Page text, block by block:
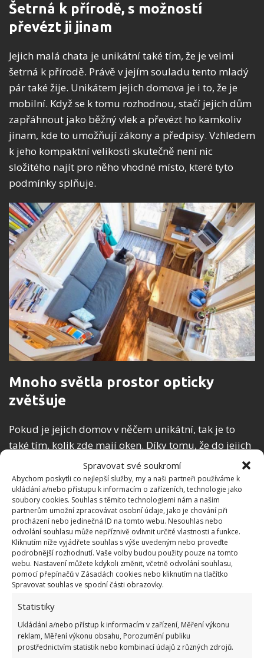
Spravovat své soukromí
Abychom poskytli co nejlepší služby, my a naši partneři používáme k
ukládání a/nebo přístupu k informacím o zařízeních, technologie jako
soubory cookies. Souhlas s těmito technologiemi nám a našim
partnerům umožní zpracovávat osobní údaje, jako je chování při
procházení nebo jedinečná ID na tomto webu. Nesouhlas nebo
odvolání souhlasu může nepříznivě ovlivnit určité vlastnosti a funkce.
Kliknutím níže vyjádřete souhlas s výše uvedeným nebo proveďte
podrobnější rozhodnutí. Vaše volby budou použity pouze na tomto
webu. Nastavení můžete kdykoli změnit, včetně odvolání souhlasu,
pomocí přepínačů v Zásadách cookies nebo kliknutím na tlačítko
Spravovat souhlas ve spodní části obrazovky.
Statistiky
Ukládání a/nebo přístup k informacím v zařízení, Měření výkonu
reklam, Měření výkonu obsahu, Porozumění publiku
prostřednictvím statistik nebo kombinací údajů z různých zdrojů.
Šetrná k přírodě, s možností
převézt ji jinam
Jejich malá chata je unikátní také tím, že je velmi
šetrná k přírodě. Právě v jejím souladu tento mladý
pár také žije. Unikátem jejich domova je i to, že je
mobilní. Když se k tomu rozhodnou, stačí jejich dům
zapřáhnout jako běžný vlek a převézt ho kamkoliv
jinam, kde to umožňují zákony a předpisy. Vzhledem
k jeho kompaktní velikosti skutečně není nic
složitého najít pro něho vhodné místo, které tyto
podmínky splňuje.
Mnoho světla prostor opticky
zvětšuje
Pokud je jejich domov v něčem unikátní, tak je to
také tím, kolik zde mají oken. Díky tomu, že do jejich
domova prochází tolik slunečních paprsků je
dosaženo toho, že je celý prostor zajímavě opticky
zvětšován a rozhodně nepůsobí, jakkoliv stísněným
dojmem. Je tomu právě naopak.